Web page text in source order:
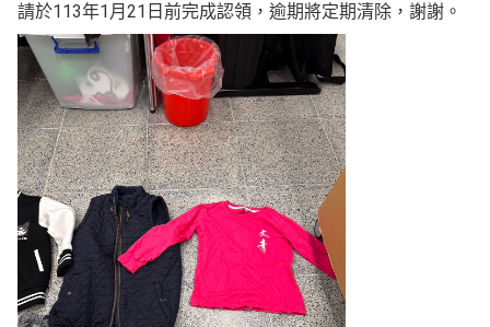
請於113年1月21日前完成認領，逾期將定期清除，謝謝。